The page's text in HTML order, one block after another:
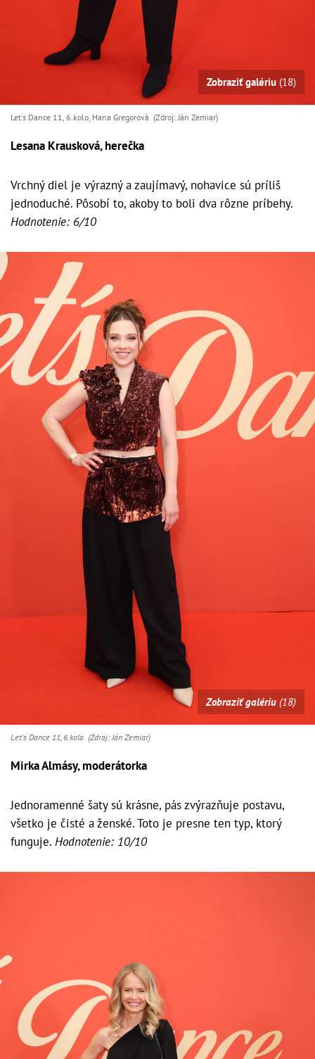
Zobraziť galériu (18)
Let's Dance 11, 6.kolo, Hana Gregorová (Zdroj: Ján Zemiar)
Lesana Krausková, herečka
Vrchný diel je výrazný a zaujímavý, nohavice sú príliš
jednoduché. Pôsobí to, akoby to boli dva rôzne príbehy.
Hodnotenie: 6/10
Zobraziť galériu (18)
Let's Dance 11, 6.kolo (Zdroj: Ján Zemiar)
Mirka Almásy, moderátorka
Jednoramenné šaty sú krásne, pás zvýrazňuje postavu,
všetko je čisté a ženské. Toto je presne ten typ, ktorý
funguje. Hodnotenie: 10/10